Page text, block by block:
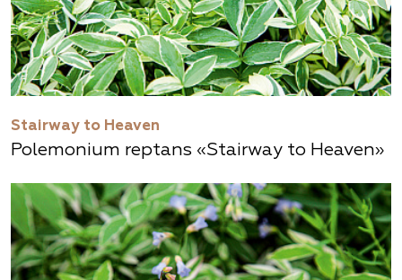
Stairway to Heaven
Polemonium reptans «Stairway to Heaven»